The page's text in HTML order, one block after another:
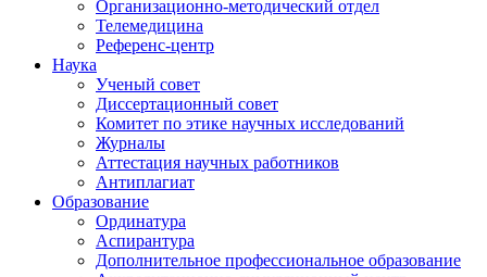
Организационно-методический отдел
Телемедицина
Референс-центр
Наука
Ученый совет
Диссертационный совет
Комитет по этике научных исследований
Журналы
Аттестация научных работников
Антиплагиат
Образование
Ординатура
Аспирантура
Дополнительное профессиональное образование